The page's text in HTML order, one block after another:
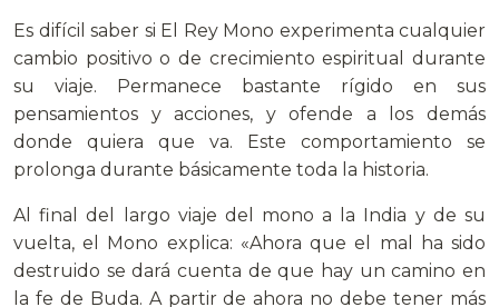
Es difícil saber si El Rey Mono experimenta cualquier
cambio positivo o de crecimiento espiritual durante
su viaje. Permanece bastante rígido en sus
pensamientos y acciones, y ofende a los demás
donde quiera que va. Este comportamiento se
prolonga durante básicamente toda la historia.
Al final del largo viaje del mono a la India y de su
vuelta, el Mono explica: «Ahora que el mal ha sido
destruido se dará cuenta de que hay un camino en
la fe de Buda. A partir de ahora no debe tener más